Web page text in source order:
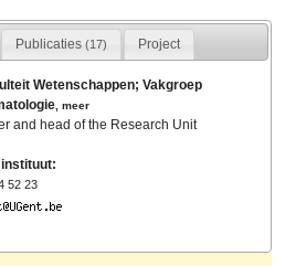
Publicaties (17) Project
Wetenschappen; Vakgroep
,meer
and head of the Research Unit
52 23